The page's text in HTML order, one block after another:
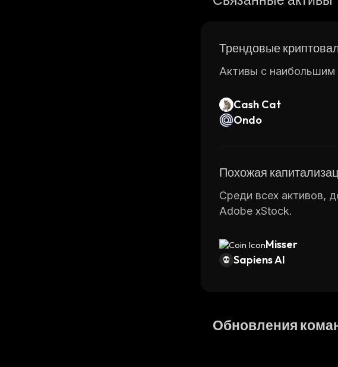
Трендовые
Активы с наибольшим
Cash Cat
Ondo
Похожая
Среди всех активов,
Adobe xStock.
Misser
Sapiens AI
Обновления